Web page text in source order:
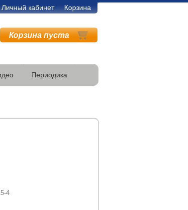
Личный кабинет Корзина
Корзина пуста
Периодика
4